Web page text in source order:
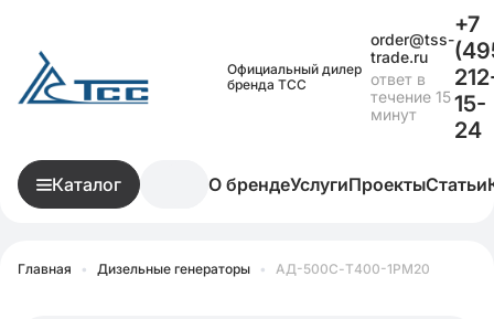
Официальный дилер
бренда ТСС
order@tss-
trade.ru
ответ в
течение 15
минут
+7
15-
24
Каталог О брендеУслугиПроектыСтатьи
Главная • Дизельные генераторы • АД-500С-Т400-1РМ20